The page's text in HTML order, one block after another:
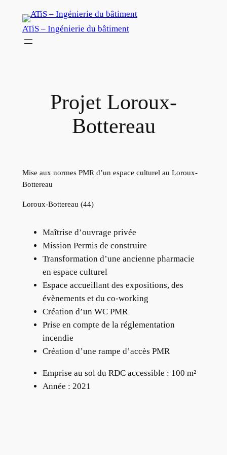
ATiS – Ingénierie du bâtiment
Projet Loroux-
Bottereau
Mise aux normes PMR d’un espace culturel au Loroux-
Bottereau
Loroux-Bottereau (44)
Maîtrise d’ouvrage privée
Mission Permis de construire
Transformation d’une ancienne pharmacie
en espace culturel
Espace accueillant des expositions, des
évènements et du co-working
Création d’un WC PMR
Prise en compte de la réglementation
incendie
Création d’une rampe d’accès PMR
Emprise au sol du RDC accessible : 100 m²
Année : 2021